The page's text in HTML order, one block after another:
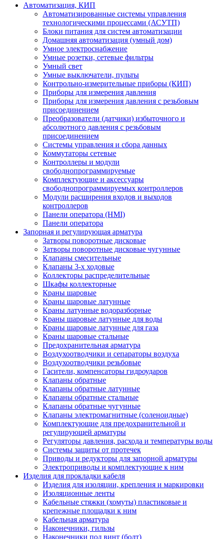
Автоматизация, КИП
Автоматизированные системы управления
технологическими процессами (АСУТП)
Блоки питания для систем автоматизации
Домашняя автоматизация (умный дом)
Умное электроснабжение
Умные розетки, сетевые фильтры
Умный свет
Умные выключатели, пульты
Контрольно-измерительные приборы (КИП)
Приборы для измерения давления
Приборы для измерения давления с резьбовым
присоединением
Преобразователи (датчики) избыточного и
абсолютного давления с резьбовым
присоединением
Системы управления и сбора данных
Коммутаторы сетевые
Контроллеры и модули
свободнопрограммируемые
Комплектующие и аксессуары
свободнопрограммируемых контроллеров
Модули расширения входов и выходов
контроллеров
Панели оператора (HMI)
Панели оператора
Запорная и регулирующая арматура
Затворы поворотные дисковые
Затворы поворотные дисковые чугунные
Клапаны смесительные
Клапаны 3-х ходовые
Коллекторы распределительные
Шкафы коллекторные
Краны шаровые
Краны шаровые латунные
Краны латунные водоразборные
Краны шаровые латунные для воды
Краны шаровые латунные для газа
Краны шаровые стальные
Предохранительная арматура
Воздухоотводчики и сепараторы воздуха
Воздухоотводчики резьбовые
Гасители, компенсаторы гидроударов
Клапаны обратные
Клапаны обратные латунные
Клапаны обратные стальные
Клапаны обратные чугунные
Клапаны электромагнитные (соленоидные)
Комплектующие для предохранительной и
регулирующей арматуры
Регуляторы давления, расхода и температуры воды
Системы защиты от протечек
Приводы и редукторы для запорной арматуры
Электроприводы и комплектующие к ним
Изделия для прокладки кабеля
Изделия для изоляции, крепления и маркировки
Изоляционные ленты
Кабельные стяжки (хомуты) пластиковые и
крепежные площадки к ним
Кабельная арматура
Наконечники, гильзы
Наконечники под винт (болт)